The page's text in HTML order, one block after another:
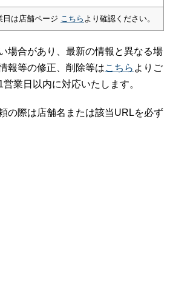
日は店舗ページ こちら より確認ください。
場合があり、最新の情報と異なる場
報等の修正、削除等はこちら よりご
業日以内に対応いたします。
の際は店舗名または該当URLを必ず